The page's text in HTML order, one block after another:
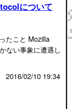
について
たこと Mozilla
ない事象に遭遇し
2016/02/10 19:34